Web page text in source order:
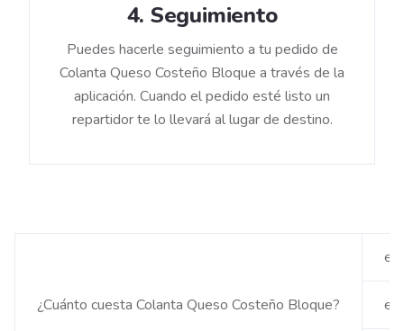
4. Seguimiento
Puedes hacerle seguimiento a tu pedido de
Colanta Queso Costeño Bloque a través de la
aplicación. Cuando el pedido esté listo un
repartidor te lo llevará al lugar de destino.
¿Cuánto cuesta Colanta Queso Costeño Bloque?
en
en